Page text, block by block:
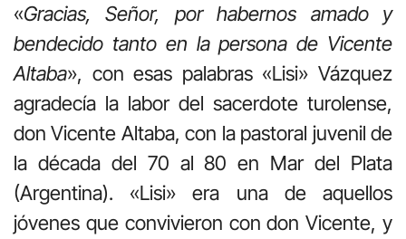
«Gracias, Señor, por habernos amado y
bendecido tanto en la persona de Vicente
Altaba», con esas palabras «Lisi» Vázquez
agradecía la labor del sacerdote turolense,
don Vicente Altaba, con la pastoral juvenil de
la década del 70 al 80 en Mar del Plata
(Argentina). «Lisi» era una de aquellos
jóvenes que convivieron con don Vicente, y